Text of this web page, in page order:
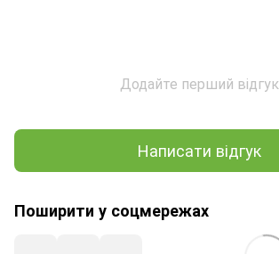
Додайте перший відгук
Написати відгук
Поширити у соцмережах